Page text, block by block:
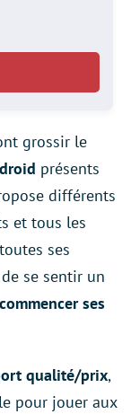
grossir le
présents
différents
et tous les
ses
se sentir un
ses
qualité/prix,
pour jouer aux